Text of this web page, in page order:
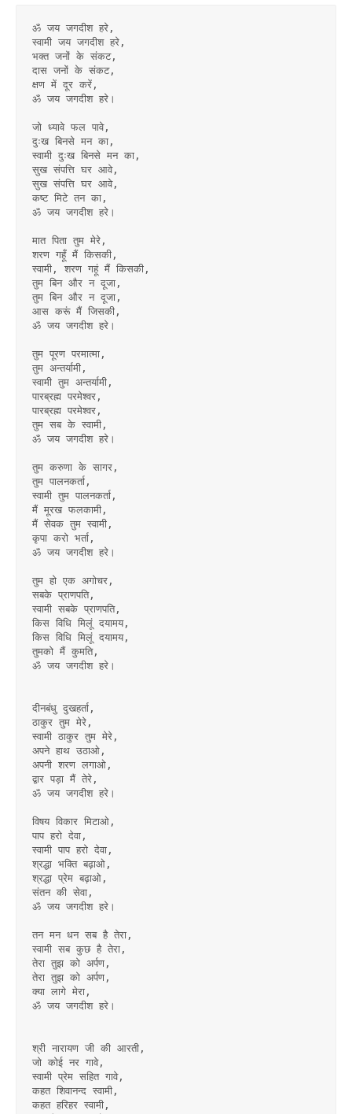
ॐ जय जगदीश हरे,
स्वामी जय जगदीश हरे,
भक्त जनों के संकट,
दास जनों के संकट,
क्षण में दूर करें,
ॐ जय जगदीश हरे।
जो ध्यावे फल पावे,
दुःख बिनसे मन का,
स्वामी दुःख बिनसे मन का,
सुख संपत्ति घर आवे,
सुख संपत्ति घर आवे,
कष्ट मिटे तन का,
ॐ जय जगदीश हरे।
मात पिता तुम मेरे,
शरण गहूँ मैं किसकी,
स्वामी, शरण गहूं मैं किसकी,
तुम बिन और न दूजा,
तुम बिन और न दूजा,
आस करूं मैं जिसकी,
ॐ जय जगदीश हरे।
तुम पूरण परमात्मा,
तुम अन्तर्यामी,
स्वामी तुम अन्तर्यामी,
पारब्रह्म परमेश्वर,
पारब्रह्म परमेश्वर,
तुम सब के स्वामी,
ॐ जय जगदीश हरे।
तुम करुणा के सागर,
तुम पालनकर्ता,
स्वामी तुम पालनकर्ता,
मैं मूरख फलकामी,
मैं सेवक तुम स्वामी,
कृपा करो भर्ता,
ॐ जय जगदीश हरे।
तुम हो एक अगोचर,
सबके प्राणपति,
स्वामी सबके प्राणपति,
किस विधि मिलूं दयामय,
किस विधि मिलूं दयामय,
तुमको मैं कुमति,
ॐ जय जगदीश हरे।
दीनबंधु दुखहर्ता,
ठाकुर तुम मेरे,
स्वामी ठाकुर तुम मेरे,
अपने हाथ उठाओ,
अपनी शरण लगाओ,
द्वार पड़ा मैं तेरे,
ॐ जय जगदीश हरे।
विषय विकार मिटाओ,
पाप हरो देवा,
स्वामी पाप हरो देवा,
श्रद्धा भक्ति बढ़ाओ,
श्रद्धा प्रेम बढ़ाओ,
संतन की सेवा,
ॐ जय जगदीश हरे।
तन मन धन सब है तेरा,
स्वामी सब कुछ है तेरा,
तेरा तुझ को अर्पण,
तेरा तुझ को अर्पण,
क्या लागे मेरा,
ॐ जय जगदीश हरे।
श्री नारायण जी की आरती,
जो कोई नर गावे,
स्वामी प्रेम सहित गावे,
कहत शिवानन्द स्वामी,
कहत हरिहर स्वामी,